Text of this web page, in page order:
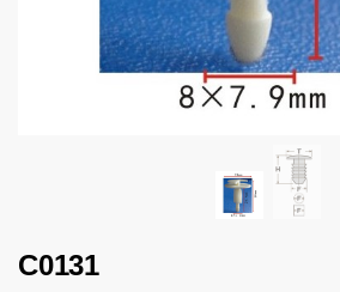
C0131